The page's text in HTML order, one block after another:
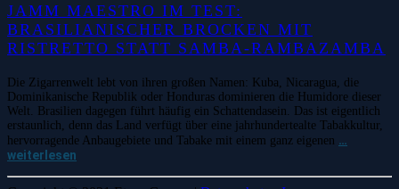
JAMM MAESTRO IM TEST:
BRASILIANISCHER BROCKEN MIT
RISTRETTO STATT SAMBA-RAMBAZAMBA
Die Zigarrenwelt lebt von ihren großen Namen: Kuba, Nicaragua, die
Dominikanische Republik oder Honduras dominieren die Humidore dieser
Welt. Brasilien dagegen führt häufig ein Schattendasein. Das ist eigentlich
erstaunlich, denn das Land verfügt über eine jahrhundertealte Tabakkultur,
hervorragende Anbaugebiete und Tabake mit einem ganz eigenen …
weiterlesen